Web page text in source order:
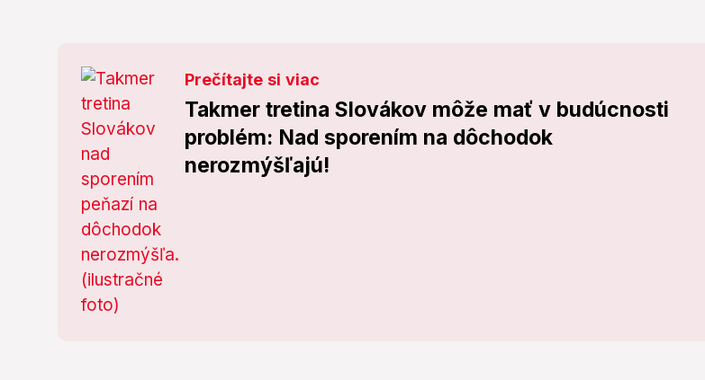
Prečítajte si viac
Takmer tretina Slovákov môže mať v budúcnosti
problém: Nad sporením na dôchodok
nerozmýšľajú!